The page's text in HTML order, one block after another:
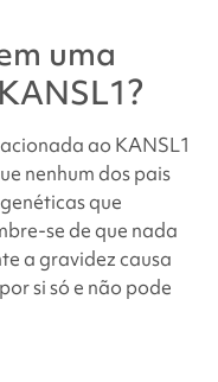
uma
ao KANSL1
nenhum dos pais
que
se de que nada
a gravidez causa
si só e não pode